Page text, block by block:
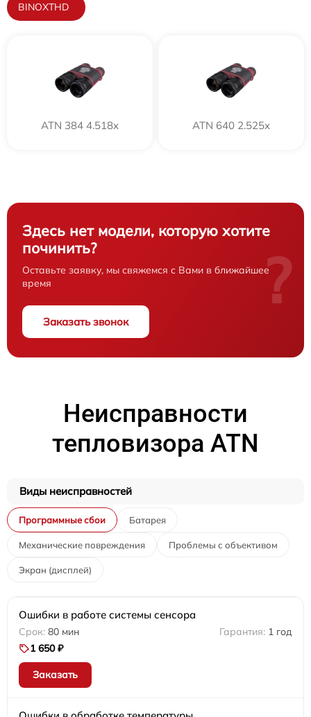
BINOXTHD
ATN 384 4.518x ATN 640 2.525x
Здесь нет модели, которую хотите
починить?
Оставьте заявку, мы свяжемся с Вами в ближайшее
время
Заказать звонок
?
Неисправности
тепловизора ATN
Виды неисправностей
Программные сбои Батарея
Механические повреждения Проблемы с объективом
Экран (дисплей)
Ошибки в работе системы сенсора
80 мин
1 год
1 650 ₽
Заказать